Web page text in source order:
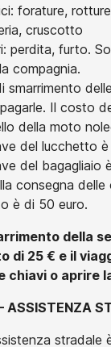
forature,
cruscotto
perdita, furto.
compagnia.
smarrimento
Il costo
della moto
del lucchetto
del bagagliaio
consegna
è di 50 euro.
della
di 25 € e il
chiavi o aprire
ASSISTENZA
stradale